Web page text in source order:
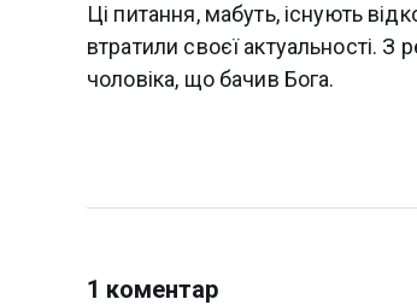
Ці питання, мабуть, існують
втратили своєї актуальності. З
чоловіка, що бачив Бога.
1 коментар